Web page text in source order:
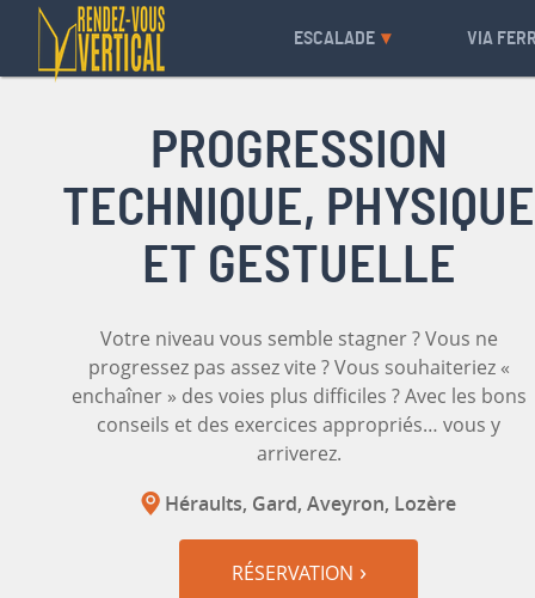
ESCALADE VIA
PROGRESSION
TECHNIQUE, PHYSIQUE
ET GESTUELLE
Votre niveau vous semble stagner ? Vous ne
progressez pas assez vite ? Vous souhaiteriez «
enchaîner » des voies plus difficiles ? Avec les bons
conseils et des exercices appropriés… vous y
arriverez.
Héraults, Gard, Aveyron, Lozère
RÉSERVATION